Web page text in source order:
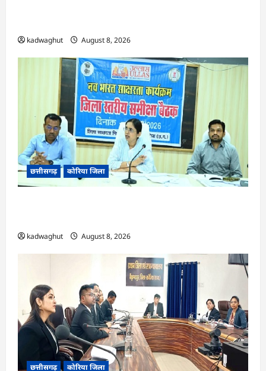
kadwaghut August 8, 2026
छत्तीसगढ़ कोरिया जिला
kadwaghut August 8, 2026
छत्तीसगढ़ कोरिया जिला